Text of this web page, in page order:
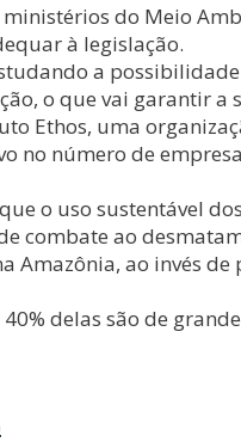
do Meio
à legislação.
a
o que vai garantir
Ethos, uma
no número de
o uso sustentável
combate ao
ao invés
delas são de